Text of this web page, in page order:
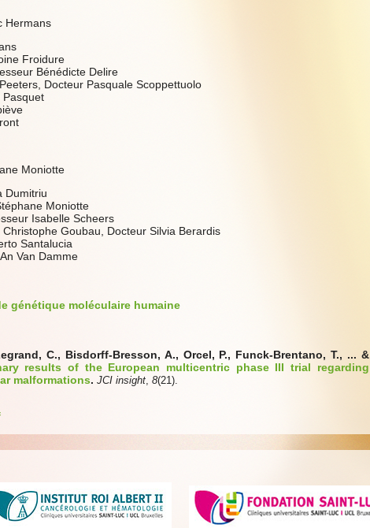
Hermans
Froidure
Bénédicte Delire
Docteur Pasquale Scoppettuolo
Pasquet
Moniotte
Dumitriu
Moniotte
Isabelle Scheers
Goubau, Docteur Silvia Berardis
Santalucia
Van Damme
génétique moléculaire humaine
C., Bisdorff-Bresson, A., Orcel, P., Funck-Brentano, T., ... &
results of the European multicentric phase III trial regarding
malformations. JCI insight, 8(21).